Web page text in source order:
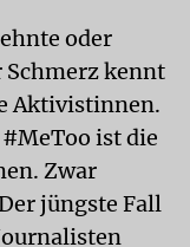
oder
Schmerz kennt
Aktivistinnen.
ist die
Zwar
jüngste Fall